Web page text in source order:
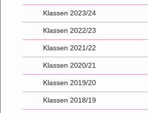
Klassen 2023/24
Klassen 2022/23
Klassen 2021/22
Klassen 2020/21
Klassen 2019/20
Klassen 2018/19